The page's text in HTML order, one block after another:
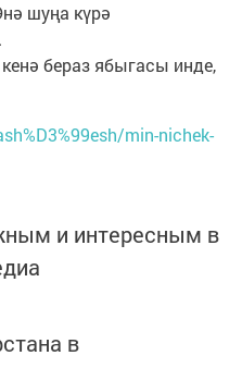
шуңа күрә
бераз ябыгасы инде,
min-nichek-
и интересным в
в